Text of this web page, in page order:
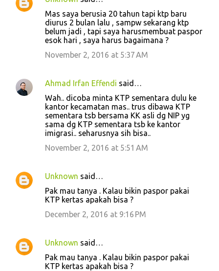
Mas saya berusia 20 tahun tapi ktp baru
diurus 2 bulan lalu , sampw sekarang ktp
belum jadi , tapi saya harusmembuat paspor
esok hari , saya harus bagaimana ?
November 2, 2016 at 5:37 AM
Ahmad Irfan Effendi said…
Wah.. dicoba minta KTP sementara dulu ke
kantor kecamatan mas.. trus dibawa KTP
sementara tsb bersama KK asli dg NIP yg
sama dg KTP sementara tsb ke kantor
imigrasi.. seharusnya sih bisa..
November 2, 2016 at 5:51 AM
Unknown said…
Pak mau tanya . Kalau bikin paspor pakai
KTP kertas apakah bisa ?
December 2, 2016 at 9:16 PM
Unknown said…
Pak mau tanya . Kalau bikin paspor pakai
KTP kertas apakah bisa ?